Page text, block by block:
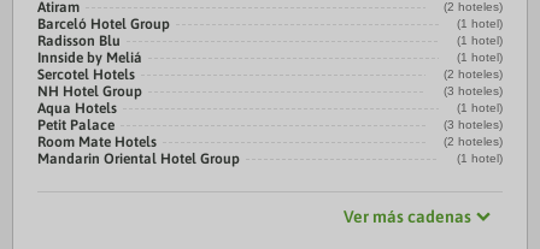
Atiram (2 hoteles)
Barceló Hotel Group (1 hotel)
Radisson Blu (1 hotel)
Innside by Meliá (1 hotel)
Sercotel Hotels (2 hoteles)
NH Hotel Group (3 hoteles)
Aqua Hotels (1 hotel)
Petit Palace (3 hoteles)
Room Mate Hotels (2 hoteles)
Mandarin Oriental Hotel Group (1 hotel)
Ver más cadenas